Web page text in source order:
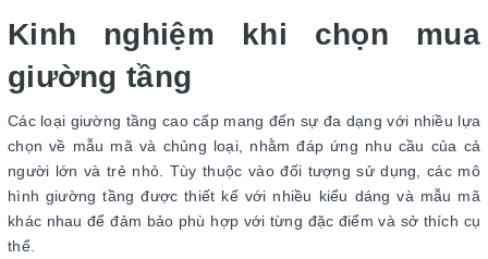
Kinh nghiệm khi chọn mua
giường tầng
Các loại giường tầng cao cấp mang đến sự đa dạng với nhiều lựa
chọn về mẫu mã và chủng loại, nhằm đáp ứng nhu cầu của cả
người lớn và trẻ nhỏ. Tùy thuộc vào đối tượng sử dụng, các mô
hình giường tầng được thiết kế với nhiều kiểu dáng và mẫu mã
khác nhau để đảm bảo phù hợp với từng đặc điểm và sở thích cụ
thể.